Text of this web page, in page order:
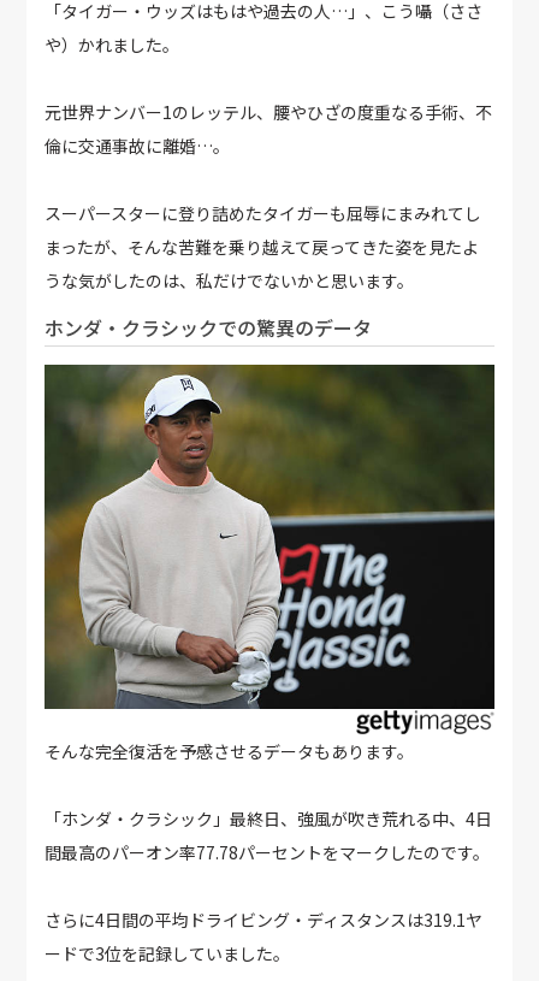
「タイガー・ウッズはもはや過去の人…」、こう囁（ささ
や）かれました。
元世界ナンバー1のレッテル、腰やひざの度重なる手術、不
倫に交通事故に離婚…。
スーパースターに登り詰めたタイガーも屈辱にまみれてし
まったが、そんな苦難を乗り越えて戻ってきた姿を見たよ
うな気がしたのは、私だけでないかと思います。
ホンダ・クラシックでの驚異のデータ
そんな完全復活を予感させるデータもあります。
「ホンダ・クラシック」最終日、強風が吹き荒れる中、4日
間最高のパーオン率77.78パーセントをマークしたのです。
さらに4日間の平均ドライビング・ディスタンスは319.1ヤ
ードで3位を記録していました。